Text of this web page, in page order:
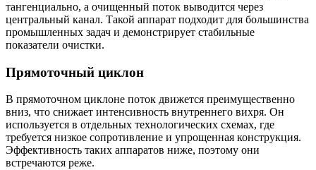
тангенциально, а очищенный поток выводится через
центральный канал. Такой аппарат подходит для большинства
промышленных задач и демонстрирует стабильные
показатели очистки.
Прямоточный циклон
В прямоточном циклоне поток движется преимущественно
вниз, что снижает интенсивность внутреннего вихря. Он
используется в отдельных технологических схемах, где
требуется низкое сопротивление и упрощенная конструкция.
Эффективность таких аппаратов ниже, поэтому они
встречаются реже.